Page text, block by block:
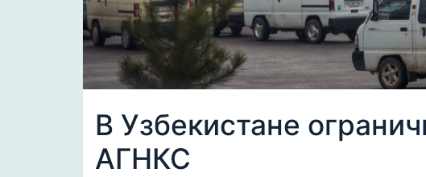
В Узбекистане
АГНКС